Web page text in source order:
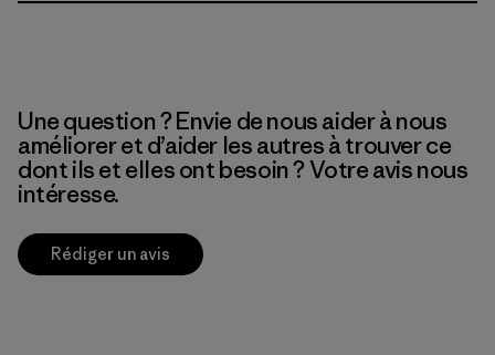
Une question ? Envie de nous aider à nous
améliorer et d’aider les autres à trouver ce
dont ils et elles ont besoin ? Votre avis nous
intéresse.
Rédiger un avis